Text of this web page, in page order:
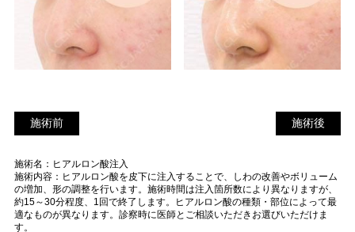
施術前 施術後
施術名：ヒアルロン酸注入
施術内容：ヒアルロン酸を皮下に注入することで、しわの改善やボリューム
の増加、形の調整を行います。施術時間は注入箇所数により異なりますが、
約15～30分程度、1回で終了します。ヒアルロン酸の種類・部位によって最
適なものが異なります。診察時に医師とご相談いただきお選びいただけま
す。